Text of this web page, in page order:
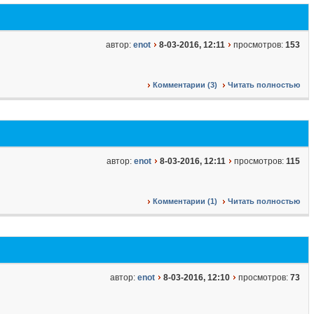
автор: enot 8-03-2016, 12:11 просмотров: 153
Комментарии (3) Читать полностью
автор: enot 8-03-2016, 12:11 просмотров: 115
Комментарии (1) Читать полностью
автор: enot 8-03-2016, 12:10 просмотров: 73